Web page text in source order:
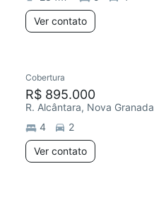
Ver contato
Cobertura
R$ 895.000
R. Alcântara, Nova Granada
4
2
Ver contato